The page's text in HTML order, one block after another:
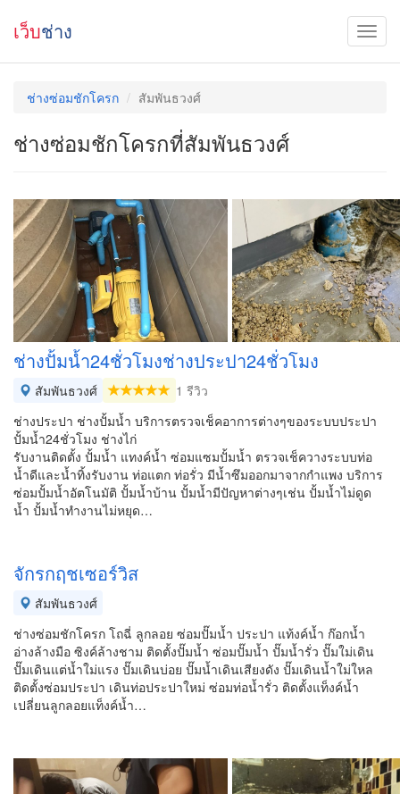
เว็บช่าง
ช่างซ่อมชักโครก สัมพันธวงศ์
ช่างซ่อมชักโครกที่สัมพันธวงศ์
ช่างปั้มน้ำ24ชั่วโมงช่างประปา24ชั่วโมง
สัมพันธวงศ์
1 รีวิว
ช่างประปา ช่างปั้มน้ำ บริการตรวจเช็คอาการต่างๆของระบบประปา
ปั้มน้ำ24ชั่วโมง ช่างไก่
รับงานติดตั้ง ปั้มน้ำ แทงค์น้ำ ซ่อมแซมปั้มน้ำ ตรวจเช็ควางระบบท่อ
น้ำดีและน้ำทิ้งรับงาน ท่อแตก ท่อรั่ว มีน้ำซึมออกมาจากกำแพง บริการ
ซ่อมปั้มน้ำอัตโนมัติ ปั้มน้ำบ้าน ปั้มน้ำมีปัญหาต่างๆเช่น ปั้มน้ำไม่ดูด
น้ำ ปั้มน้ำทำงานไม่หยุด…
จักรกฤชเซอร์วิส
สัมพันธวงศ์
ช่างซ่อมชักโครก โถฉี่ ลูกลอย ซ่อมปั๊มน้ำ ประปา แท้งค์น้ำ ก๊อกน้ำ
อ่างล้างมือ ซิงค์ล้างชาม ติดตั้งปั๊มน้ำ ซ่อมปั๊มน้ำ ปั๊มน้ำรั่ว ปั๊มใม่เดิน
ปั๊มเดินแต่น้ำใม่แรง ปั๊มเดินบ่อย ปั๊มน้ำเดินเสียงดัง ปั๊มเดินน้ำใม่ใหล
ติดตั้งซ่อมประปา เดินท่อประปาใหม่ ซ่อมท่อน้ำรั่ว ติดตั้งแท็งค์น้ำ
เปลี่ยนลูกลอยแท็งค์น้ำ…